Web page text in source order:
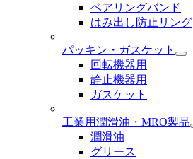
ベアリングバンド
はみ出し防止リング
パッキン・ガスケット
回転機器用
静止機器用
ガスケット
工業用潤滑油・MRO製品
潤滑油
グリース